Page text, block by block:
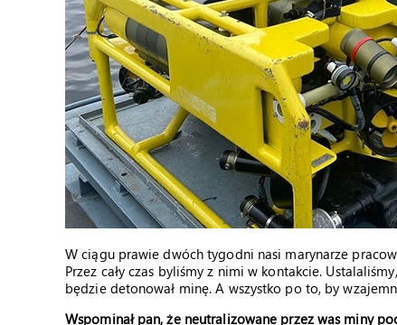
W ciągu prawie dwóch tygodni nasi marynarze
Przez cały czas byliśmy z nimi w kontakcie.
będzie detonował minę. A wszystko po to, by
Wspominał pan, że neutralizowane przez was miny